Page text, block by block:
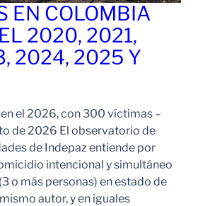
EN COLOMBIA
2020, 2021,
2024, 2025 Y
el 2026, con 300 víctimas –
de 2026 El observatorio de
de Indepaz entiende por
intencional y simultáneo
o más personas) en estado de
autor, y en iguales